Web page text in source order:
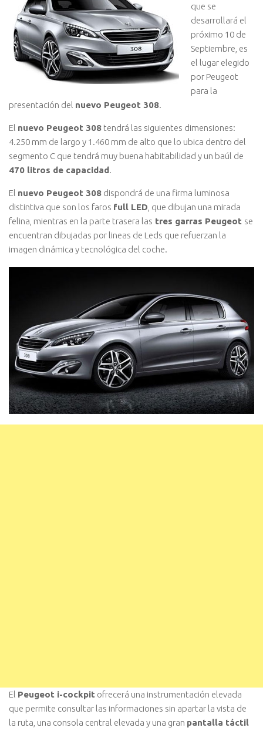
que se
desarrollará el
próximo 10 de
Septiembre, es
el lugar elegido
por Peugeot
para la
presentación del nuevo Peugeot 308.
El nuevo Peugeot 308 tendrá las siguientes dimensiones:
4.250 mm de largo y 1.460 mm de alto que lo ubica dentro del
segmento C que tendrá muy buena habitabilidad y un baúl de
470 litros de capacidad.
El nuevo Peugeot 308 dispondrá de una firma luminosa
distintiva que son los faros full LED , que dibujan una mirada
felina, mientras en la parte trasera las tres garras Peugeot se
encuentran dibujadas por lineas de Leds que refuerzan la
imagen dinámica y tecnológica del coche.
El Peugeot i-cockpit ofrecerá una instrumentación elevada
que permite consultar las informaciones sin apartar la vista de
la ruta, una consola central elevada y una gran pantalla táctil